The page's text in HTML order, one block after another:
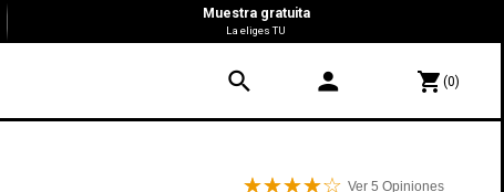
Muestra gratuita
La eliges TU
search person shopping_cart(0)
Ver 5 Opiniones